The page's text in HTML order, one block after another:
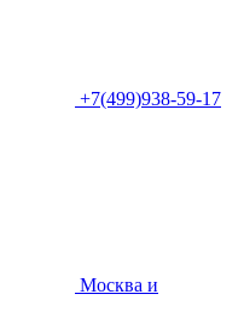
+7(499)938-59-17
Москва и